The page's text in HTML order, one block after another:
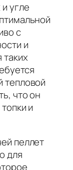
угле
с
и
таких
тепловой
что он
и
пеллет
для